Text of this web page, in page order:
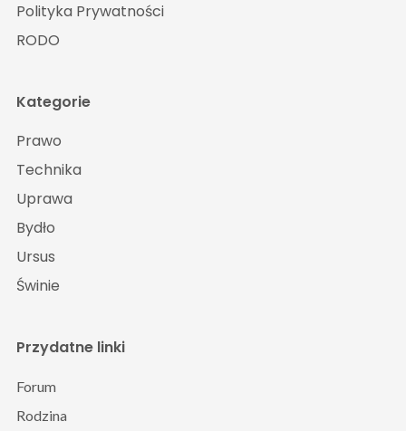
Polityka Prywatności
RODO
Kategorie
Prawo
Technika
Uprawa
Bydło
Ursus
Świnie
Przydatne linki
Forum
Rodzina